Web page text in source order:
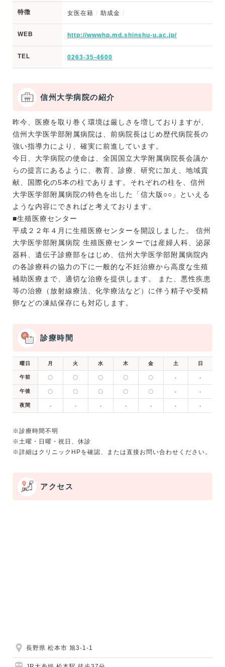
特徴 女医在籍 助成金
WEB http://wwwhp.md.shinshu-u.ac.jp/
TEL 0263-35-4600
信州大学病院の紹介
昨今、医療を取り巻く環境は厳しさを増しておりますが、
信州大学医学部附属病院は、前病院長はじめ歴代病院長の
強い指導力により、確実に前進しています。
今日、大学病院の使命は、全国国立大学附属病院長会議か
らの提言にあるように、教育、診療、研究に加え、地域貢
献、国際化の5本の柱であります。それぞれの柱を、信州
大学医学部附属病院の特色を出した「信大版○○」といえる
ような内容にできればと考えております。
■生殖医療センター
平成２２年４月に生殖医療センターを開設しました。 信州
大学医学部附属病院 生殖医療センターでは産婦人科、泌尿
器科、遺伝子診療部をはじめ、信州大学医学部附属病院内
の各診療科の協力の下に一般的な不妊治療から高度な生殖
補助医療まで、適切な治療を提供します。 また、悪性疾患
等の治療（放射線療法、化学療法など）に伴う精子や受精
卵などの凍結保存にも対応します。
診療時間
曜日 月 火 水 木 金 土 日
午前 〇 〇 〇 〇 〇 - -
午後 〇 〇 〇 〇 〇 - -
夜間 - - - - - - -
※診療時間不明
※土曜・日曜・祝日、休診
アクセス
長野県 松本市 旭3-1-1